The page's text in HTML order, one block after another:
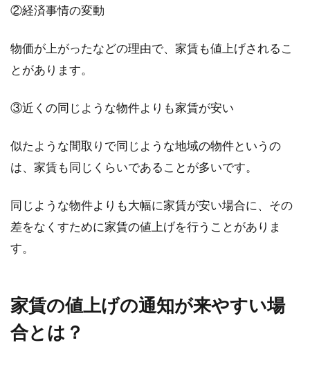
に注意をしたらいい？
この地域...
アパート退去後に敷金が戻ってくる
のはいつ？契約書で確認
アパートなどの賃貸物件を退去する際に気にな
②経済事情の変動
物価が上がったなどの理由で、家賃も値上げされるこ
とがあります。
③近くの同じような物件よりも家賃が安い
似たような間取りで同じような地域の物件というの
は、家賃も同じくらいであることが多いです。
同じような物件よりも大幅に家賃が安い場合に、その
差をなくすために家賃の値上げを行うことがありま
す。
家賃の値上げの通知が来やすい場
合とは？